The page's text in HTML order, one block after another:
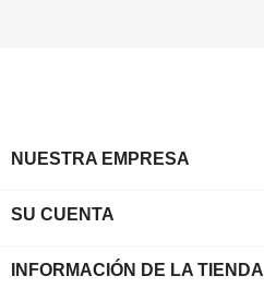
NUESTRA EMPRESA
SU CUENTA
INFORMACIÓN DE LA TIENDA